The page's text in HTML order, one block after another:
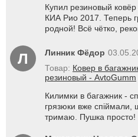
Купил резиновый
КИА Рио 2017. Теперь
родной! Всё чётко,
Л Линник Фёдор
Товар: Ковер в
резиновый - AvtoGumm
Килимки в багажник -
грязюки вже
тримаю. Пушка просто!